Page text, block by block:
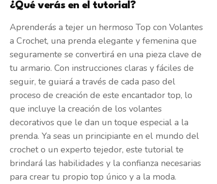
¿Qué verás en el tutorial?
Aprenderás a tejer un hermoso Top con Volantes
a Crochet, una prenda elegante y femenina que
seguramente se convertirá en una pieza clave de
tu armario. Con instrucciones claras y fáciles de
seguir, te guiará a través de cada paso del
proceso de creación de este encantador top, lo
que incluye la creación de los volantes
decorativos que le dan un toque especial a la
prenda. Ya seas un principiante en el mundo del
crochet o un experto tejedor, este tutorial te
brindará las habilidades y la confianza necesarias
para crear tu propio top único y a la moda.